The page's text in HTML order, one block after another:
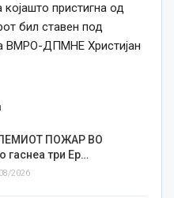
пристигна од
бил ставен под
ВМРО-ДПМНЕ Христијан
ПОЖАР ВО
три Ер…
2026